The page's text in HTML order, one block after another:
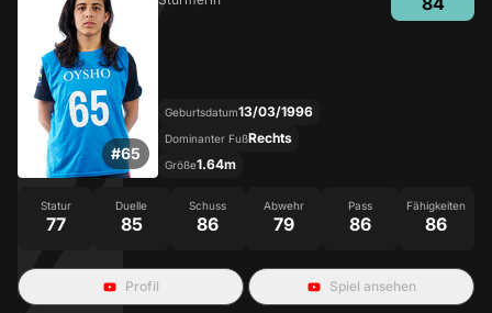
#65
Geburtsdatum13/03/1996
Dominanter FußRechts
Größe1.64m
Statur
77
Duelle
85
Schuss
86
Abwehr
79
Pass
86
Fähigkeiten
86
Profil Spiel ansehen